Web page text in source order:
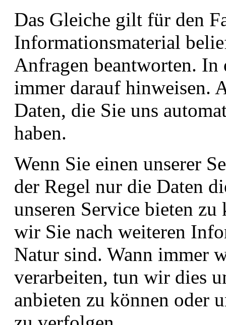
Das Gleiche gilt für den
Informationsmaterial
Anfragen beantworten.
immer darauf hinweisen.
Daten, die Sie uns
haben.
Wenn Sie einen unserer
der Regel nur die Daten
unseren Service bieten
wir Sie nach weiteren
Natur sind. Wann immer
verarbeiten, tun wir dies
anbieten zu können oder